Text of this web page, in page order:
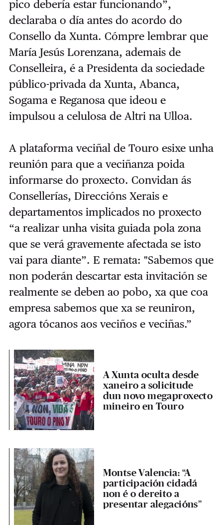
pico debería estar funcionando”,
declaraba o día antes do acordo do
Consello da Xunta. Cómpre lembrar que
María Jesús Lorenzana, ademais de
Conselleira, é a Presidenta da sociedade
público-privada da Xunta, Abanca,
Sogama e Reganosa que ideou e
impulsou a celulosa de Altri na Ulloa.
A plataforma veciñal de Touro esixe unha
reunión para que a veciñanza poida
informarse do proxecto. Convidan ás
Consellerías, Direccións Xerais e
departamentos implicados no proxecto
“a realizar unha visita guiada pola zona
que se verá gravemente afectada se isto
vai para diante”. E remata: "Sabemos que
non poderán descartar esta invitación se
realmente se deben ao pobo, xa que coa
empresa sabemos que xa se reuniron,
agora tócanos aos veciños e veciñas.”
A Xunta oculta desde
xaneiro a solicitude
dun novo megaproxecto
mineiro en Touro
Montse Valencia: “A
participación cidadá
non é o dereito a
presentar alegacións”